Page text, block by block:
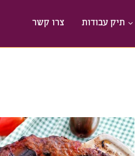
תיק עבודות צרו קשר